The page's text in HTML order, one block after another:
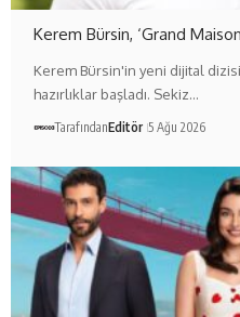
Kerem Bürsin, ‘Grand
Kerem Bürsin'in yeni dijital
hazırlıklar başladı. Sekiz…
TarafındanEditör 5 Ağu 2026